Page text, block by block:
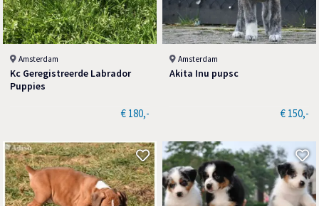
Amsterdam
Kc Geregistreerde Labrador
Puppies
€ 180,-
Amsterdam
Akita Inu pupsc
€ 150,-